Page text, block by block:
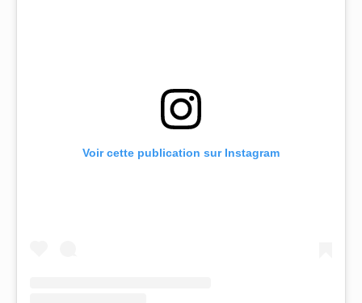
Voir cette publication sur Instagram